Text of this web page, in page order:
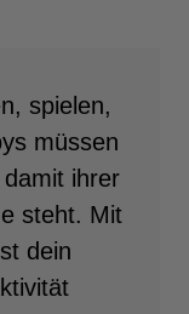
spielen,
müssen
ihrer
steht. Mit
dein